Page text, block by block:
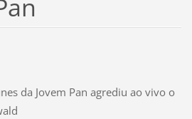
da Jovem Pan agrediu ao vivo o